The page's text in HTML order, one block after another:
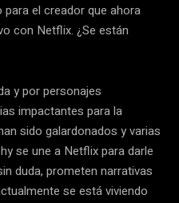
el creador que ahora
con Netflix. ¿Se están
y por personajes
impactantes para la
sido galardonados y varias
se une a Netflix para darle
duda, prometen narrativas
se está viviendo